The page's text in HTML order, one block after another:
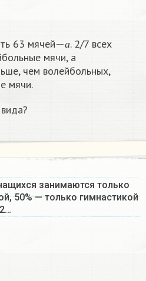
63 мячей а . 2/7 всех
мячи, а
чем волейбольных,
мячи.
занимаются только
50% — только гимнастикой